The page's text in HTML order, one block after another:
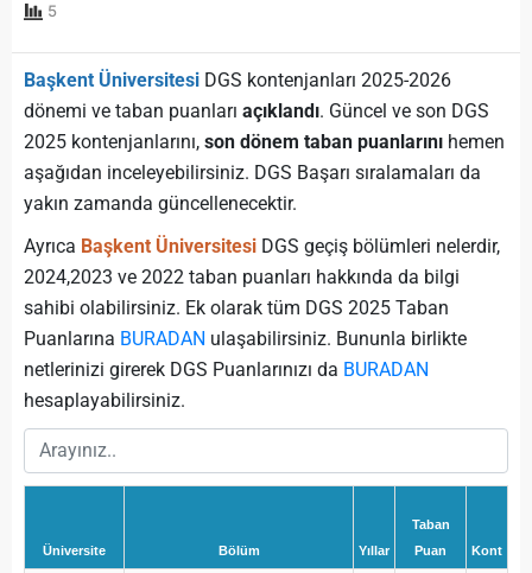
5
Başkent Üniversitesi DGS kontenjanları 2025-2026
dönemi ve taban puanları açıklandı. Güncel ve son DGS
2025 kontenjanlarını, son dönem taban puanlarını hemen
aşağıdan inceleyebilirsiniz. DGS Başarı sıralamaları da
yakın zamanda güncellenecektir.
Ayrıca Başkent Üniversitesi DGS geçiş bölümleri nelerdir,
2024,2023 ve 2022 taban puanları hakkında da bilgi
sahibi olabilirsiniz. Ek olarak tüm DGS 2025 Taban
Puanlarına BURADAN ulaşabilirsiniz. Bununla birlikte
netlerinizi girerek DGS Puanlarınızı da BURADAN
hesaplayabilirsiniz.
Üniversite Bölüm Yıllar
Taban
Puan
Kont